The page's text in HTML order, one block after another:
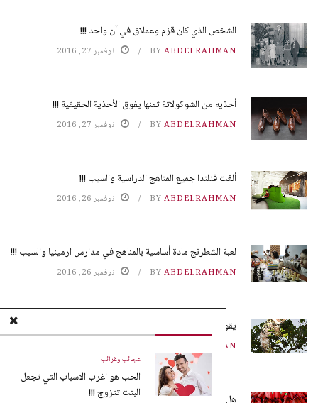
عجائب وغرائب
الحب هو اغرب الاسباب التي تجعل
البنت تتزوج !!!
الشخص الذي كان قزم وعملاق في آن واحد !!!
BY ABDELRAHMAN نوفمبر 27, 2016
أحذيه من الشوكولاتة ثمنها يفوق الأحذية الحقيقية !!!
BY ABDELRAHMAN نوفمبر 27, 2016
ألغت فنلندا جميع المناهج الدراسية والسبب !!!
BY ABDELRAHMAN نوفمبر 26, 2016
لعبة الشطرنج مادة أساسية بالمناهج في مدارس ارمينيا والسبب !!!
BY ABDELRAHMAN نوفمبر 26, 2016
يقوم النمل بزراعة محاصيله بدون تربة !!!
ABDELRAHMAN